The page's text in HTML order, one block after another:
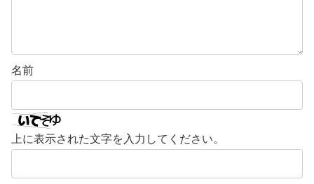
名前
上に表示された文字を入力してください。